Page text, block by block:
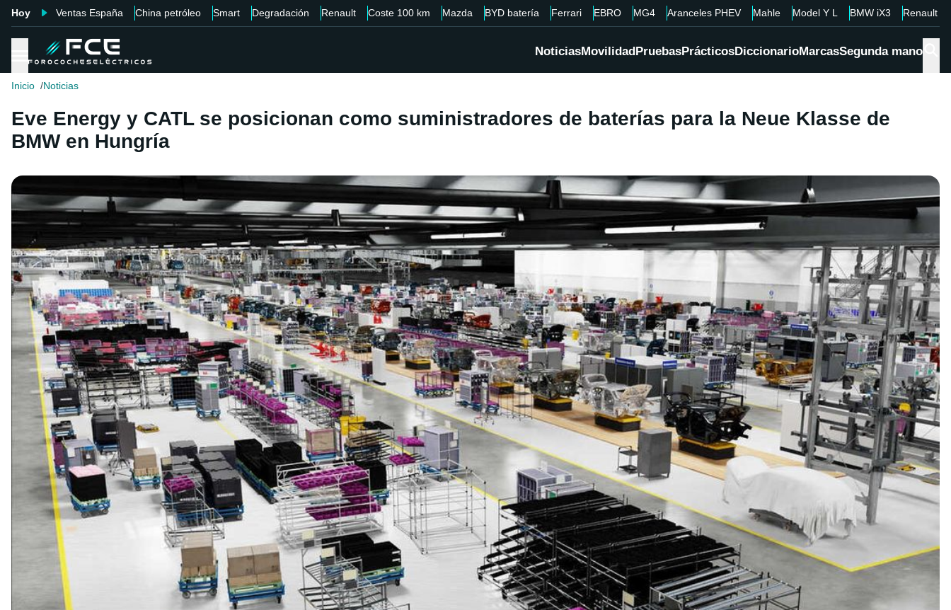
Hoy Ventas España China petróleo Smart Degradación Renault Coste 100 km Mazda BYD batería Ferrari EBRO MG4 Aranceles PHEV Mahle Model Y L BMW iX3 Renault
NoticiasMovilidadPruebasPrácticosDiccionarioMarcasSegunda mano
Inicio Noticias
Eve Energy y CATL se posicionan como suministradores de baterías para la Neue Klasse de
BMW en Hungría